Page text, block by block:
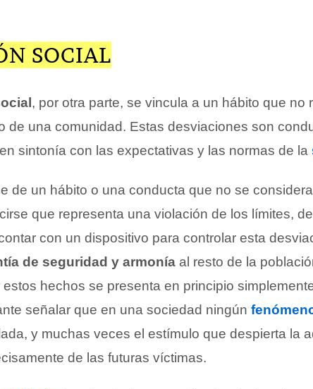
SOCIAL
, por otra parte, se vincula a un hábito que no
de una comunidad. Estas desviaciones son
sintonía con las expectativas y las normas de la
de un hábito o una conducta que no se
que representa una violación de los límites,
con un dispositivo para controlar esta
de seguridad y armonía al resto de la
hechos se presenta en principio
señalar que en una sociedad ningún
y muchas veces el estímulo que despierta la
de las futuras víctimas.